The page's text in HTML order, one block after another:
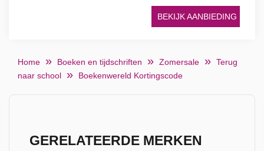
BEKIJK AANBIEDING
Home Boeken en tijdschriften Zomersale
Terug
naar school
Boekenwereld Kortingscode
GERELATEERDE MERKEN